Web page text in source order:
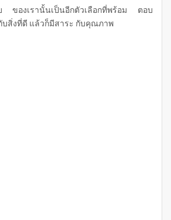
ของเรานั้นเป็นอีกตัวเลือกที่พร้อม ตอบ
สิ่งที่ดี แล้วก็มีสาระ กับคุณภาพ